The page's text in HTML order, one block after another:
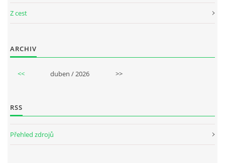
Z cest
ARCHIV
<< duben / 2026 >>
RSS
Přehled zdrojů